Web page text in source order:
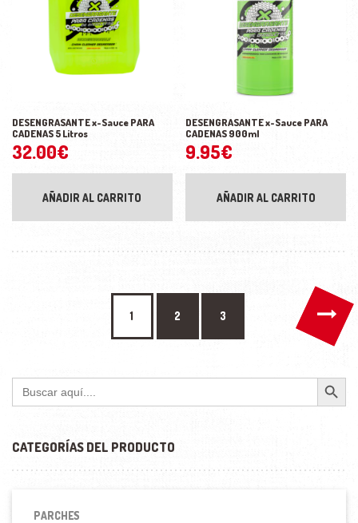
DESENGRASANTE x-Sauce PARA
CADENAS 5 Litros
32.00€
AÑADIR AL CARRITO
DESENGRASANTE x-Sauce PARA
CADENAS 900ml
9.95€
AÑADIR AL CARRITO
1 2 3 →
Buscar: Botón de búsqueda
CATEGORÍAS DEL PRODUCTO
PARCHES